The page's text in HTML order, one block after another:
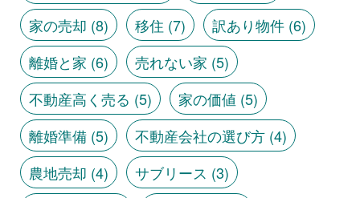
家の売却 (8) 移住 (7) 訳あり物件(6)
離婚と家 (6) 売れない家 (5)
不動産高く売る (5) 家の価値 (5)
離婚準備(5) 不動産会社の選び方(4)
農地売却 (4) サブリース (3)